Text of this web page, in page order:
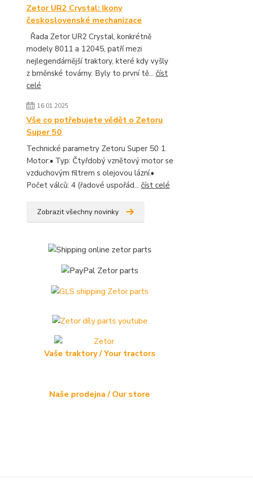
Zetor UR2 Crystal: Ikony
československé mechanizace
Řada Zetor UR2 Crystal, konkrétně
modely 8011 a 12045, patří mezi
nejlegendárnější traktory, které kdy vyšly
z brněnské továrny. Byly to první tě... číst
celé
16.01.2025
Vše co potřebujete vědět o Zetoru
Super 50
Technické parametry Zetoru Super 50 1.
Motor:• Typ: Čtyřdobý vznětový motor se
vzduchovým filtrem s olejovou lázní.•
Počet válců: 4 (řadové uspořád... číst celé
Zobrazit všechny novinky
Vaše traktory / Your tractors
Naše prodejna / Our store